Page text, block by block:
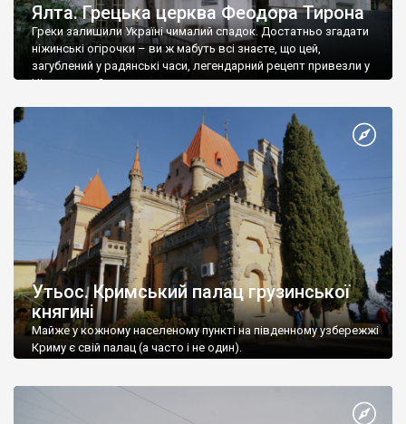
Ялта. Грецька церква Феодора Тирона
Греки залишили Україні чималий спадок. Достатньо згадати
ніжинські огірочки – ви ж мабуть всі знаєте, що цей,
загублений у радянські часи, легендарний рецепт привезли у
Ніжин греки?
Утьос. Кримський палац грузинської
княгині
Майже у кожному населеному пункті на південному узбережжі
Криму є свій палац (а часто і не один).